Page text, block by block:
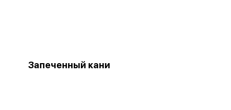
Запеченный кани